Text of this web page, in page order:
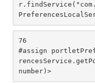
76
#assign
number)>